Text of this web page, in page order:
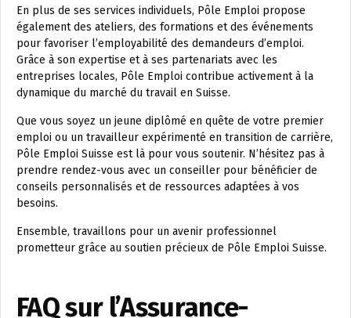
En plus de ses services individuels, Pôle Emploi propose
également des ateliers, des formations et des événements
pour favoriser l’employabilité des demandeurs d’emploi.
Grâce à son expertise et à ses partenariats avec les
entreprises locales, Pôle Emploi contribue activement à la
dynamique du marché du travail en Suisse.
Que vous soyez un jeune diplômé en quête de votre premier
emploi ou un travailleur expérimenté en transition de carrière,
Pôle Emploi Suisse est là pour vous soutenir. N’hésitez pas à
prendre rendez-vous avec un conseiller pour bénéficier de
conseils personnalisés et de ressources adaptées à vos
besoins.
Ensemble, travaillons pour un avenir professionnel
prometteur grâce au soutien précieux de Pôle Emploi Suisse.
FAQ sur l’Assurance-